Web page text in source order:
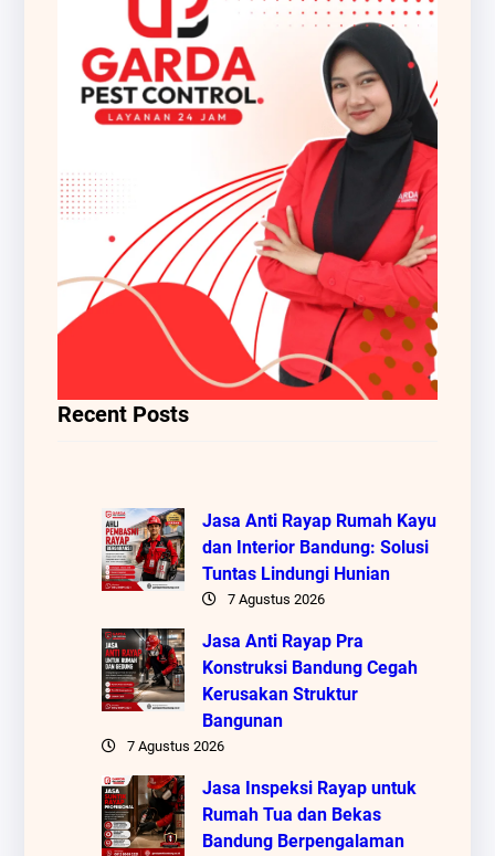
Recent Posts
Jasa Anti Rayap Rumah Kayu
dan Interior Bandung: Solusi
Tuntas Lindungi Hunian
7 Agustus 2026
Jasa Anti Rayap Pra
Konstruksi Bandung Cegah
Kerusakan Struktur
Bangunan
7 Agustus 2026
Jasa Inspeksi Rayap untuk
Rumah Tua dan Bekas
Bandung Berpengalaman